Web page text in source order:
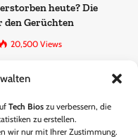
Tech Bios zu verbessern, die
zu erstellen.
wir nur mit Ihrer Zustimmung.
heute? Die
Gerüchten
20,500 Views
13,286Views